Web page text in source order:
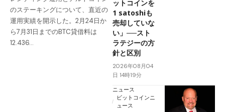
のステーキングについて、直近の
運用実績を開示した。2月24日か
ら7月31日までのBTC貸借料は
12.436…
ットコインを
1 satoshiも
売却していな
い」──スト
ラテジーの方
針と区別
2026年08月04
日 14時19分
ニュース
ビットコインニ
ュース